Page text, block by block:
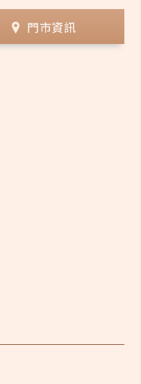
門市資訊